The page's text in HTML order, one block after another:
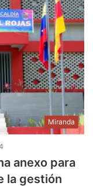
Miranda
anexo para
la gestión